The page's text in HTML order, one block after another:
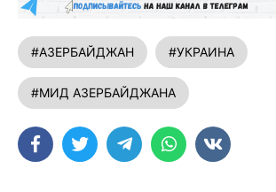
#АЗЕРБАЙДЖАН #УКРАИНА
#МИД АЗЕРБАЙДЖАНА